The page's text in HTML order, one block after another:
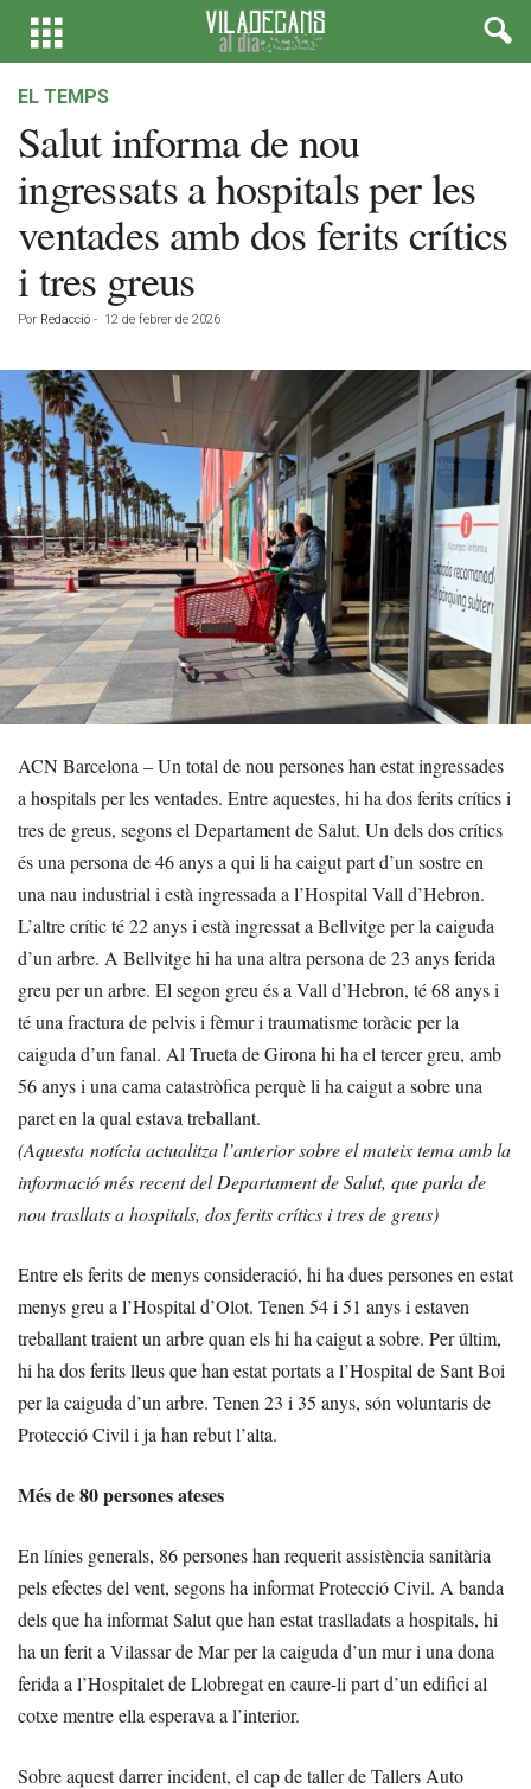
EL TEMPS
Salut informa de nou
ingressats a hospitals per les
ventades amb dos ferits crítics
i tres greus
Por Redacció - 12 de febrer de 2026
ACN Barcelona – Un total de nou persones han estat ingressades
a hospitals per les ventades. Entre aquestes, hi ha dos ferits crítics i
tres de greus, segons el Departament de Salut. Un dels dos crítics
és una persona de 46 anys a qui li ha caigut part d’un sostre en
una nau industrial i està ingressada a l’Hospital Vall d’Hebron.
L’altre crític té 22 anys i està ingressat a Bellvitge per la caiguda
d’un arbre. A Bellvitge hi ha una altra persona de 23 anys ferida
greu per un arbre. El segon greu és a Vall d’Hebron, té 68 anys i
té una fractura de pelvis i fèmur i traumatisme toràcic per la
caiguda d’un fanal. Al Trueta de Girona hi ha el tercer greu, amb
56 anys i una cama catastròfica perquè li ha caigut a sobre una
paret en la qual estava treballant.
(Aquesta notícia actualitza l’anterior sobre el mateix tema amb la
informació més recent del Departament de Salut, que parla de
nou trasllats a hospitals, dos ferits crítics i tres de greus)
Entre els ferits de menys consideració, hi ha dues persones en estat
menys greu a l’Hospital d’Olot. Tenen 54 i 51 anys i estaven
treballant traient un arbre quan els hi ha caigut a sobre. Per últim,
hi ha dos ferits lleus que han estat portats a l’Hospital de Sant Boi
per la caiguda d’un arbre. Tenen 23 i 35 anys, són voluntaris de
Protecció Civil i ja han rebut l’alta.
Més de 80 persones ateses
En línies generals, 86 persones han requerit assistència sanitària
pels efectes del vent, segons ha informat Protecció Civil. A banda
dels que ha informat Salut que han estat traslladats a hospitals, hi
ha un ferit a Vilassar de Mar per la caiguda d’un mur i una dona
ferida a l’Hospitalet de Llobregat en caure-li part d’un edifici al
cotxe mentre ella esperava a l’interior.
Sobre aquest darrer incident, el cap de taller de Tallers Auto